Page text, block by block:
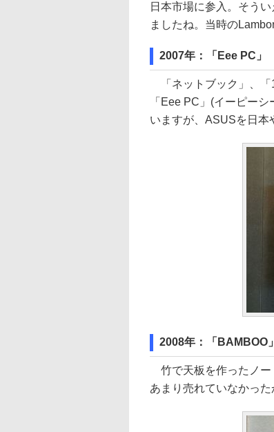
日本市場に参入。そう
ましたね。当時の
2007年：「Eee PC」
「ネットブック」、「
「Eee PC」(イーピー
いますが、ASUSを日本
2008年：「BAMBOO」
竹で天板を作ったノー
あまり売れていなかっ